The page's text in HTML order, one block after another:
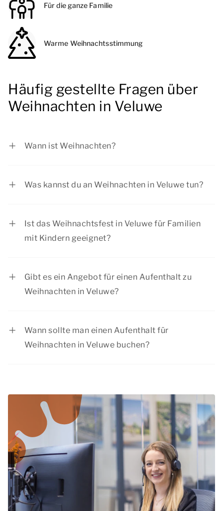
Für die ganze Familie
Warme Weihnachtsstimmung
Häufig gestellte Fragen über
Weihnachten in Veluwe
Wann ist Weihnachten?
Was kannst du an Weihnachten in Veluwe tun?
Ist das Weihnachtsfest in Veluwe für Familien
mit Kindern geeignet?
Gibt es ein Angebot für einen Aufenthalt zu
Weihnachten in Veluwe?
Wann sollte man einen Aufenthalt für
Weihnachten in Veluwe buchen?
Aufenthalt bei Weihnachten in Veluwe
rechtzeitig zu buchen, um sicherzustellen, dass
Sie die gewünschte Unterkunft erhalten.